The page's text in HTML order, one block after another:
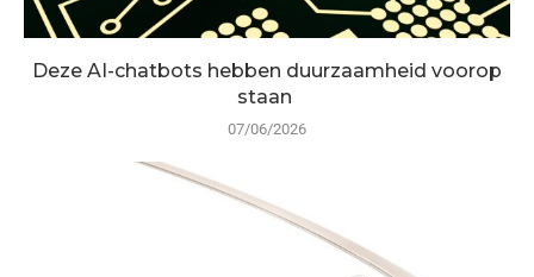
Deze AI-chatbots hebben duurzaamheid voorop
staan
07/06/2026